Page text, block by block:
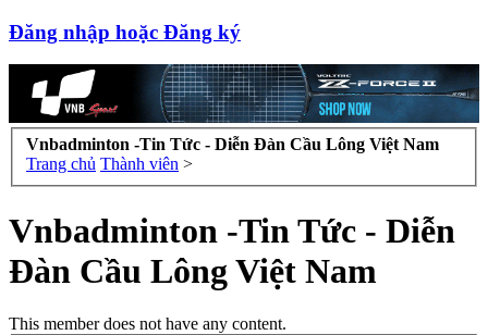
Đăng nhập hoặc Đăng ký
Vnbadminton -Tin Tức - Diễn Đàn Cầu Lông Việt Nam
Trang chủ Thành viên >
Vnbadminton -Tin Tức - Diễn
Đàn Cầu Lông Việt Nam
This member does not have any content.